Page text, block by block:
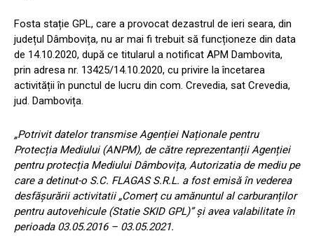
Fosta stație GPL, care a provocat dezastrul de ieri seara, din
județul Dâmbovița, nu ar mai fi trebuit să funcționeze din data
de 14.10.2020, după ce titularul a notificat APM Dambovita,
prin adresa nr. 13425/14.10.2020, cu privire la încetarea
activității în punctul de lucru din com. Crevedia, sat Crevedia,
jud. Dambovița.
„Potrivit datelor transmise Agenției Naționale pentru
Protecția Mediului (ANPM), de către reprezentanții Agenției
pentru protecția Mediului Dâmbovița, Autorizatia de mediu pe
care a detinut-o S.C. FLAGAS S.R.L. a fost emisă în vederea
desfășurării activitatii „Comerț cu amănuntul al carburanților
pentru autovehicule (Statie SKID GPL)” și avea valabilitate în
perioada 03.05.2016 – 03.05.2021.